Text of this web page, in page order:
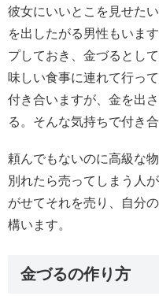
彼女にいいとこを見せた
を出したがる男性もいま
プしておき、金づるとし
味しい食事に連れて行っ
付き合いますが、金を出
る。そんな気持ちで付き
頼んでもないのに高級な
別れたら売ってしまう人
がせてそれを売り、自分
構います。
金づるの作り方